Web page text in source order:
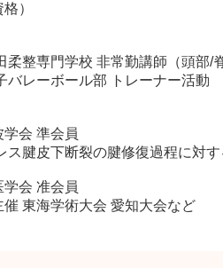
）
整専門学校 非常勤講師（頭部/
バレーボール部 トレーナー活動
会 準会員
ス腱皮下断裂の腱修復過程に対
会 准会員
東海学術大会 愛知大会など